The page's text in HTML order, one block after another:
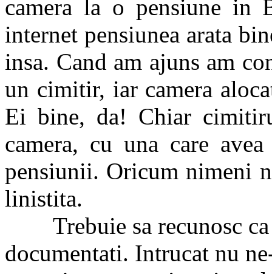
camera la o pensiune in
internet pensiunea arata
insa. Cand am ajuns am
un cimitir, iar camera
Ei bine, da! Chiar
camera, cu una care
pensiunii. Oricum nimeni
linistita.
Trebuie sa recunosc ca
documentati. Intrucat nu